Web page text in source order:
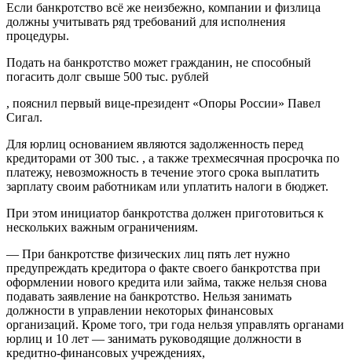
Если банкротство всё же неизбежно, компании и физлица
должны учитывать ряд требований для исполнения
процедуры.
Подать на банкротство может гражданин, не способный
погасить долг свыше 500 тыс. рублей
, пояснил первый вице-президент «Опоры России» Павел
Сигал.
Для юрлиц основанием являются задолженность перед
кредиторами от 300 тыс. , а также трехмесячная просрочка по
платежу, невозможность в течение этого срока выплатить
зарплату своим работникам или уплатить налоги в бюджет.
При этом инициатор банкротства должен приготовиться к
нескольких важным ограничениям.
— При банкротстве физических лиц пять лет нужно
предупреждать кредитора о факте своего банкротства при
оформлении нового кредита или займа, также нельзя снова
подавать заявление на банкротство. Нельзя занимать
должности в управлении некоторых финансовых
организаций. Кроме того, три года нельзя управлять органами
юрлиц и 10 лет — занимать руководящие должности в
кредитно-финансовых учреждениях,